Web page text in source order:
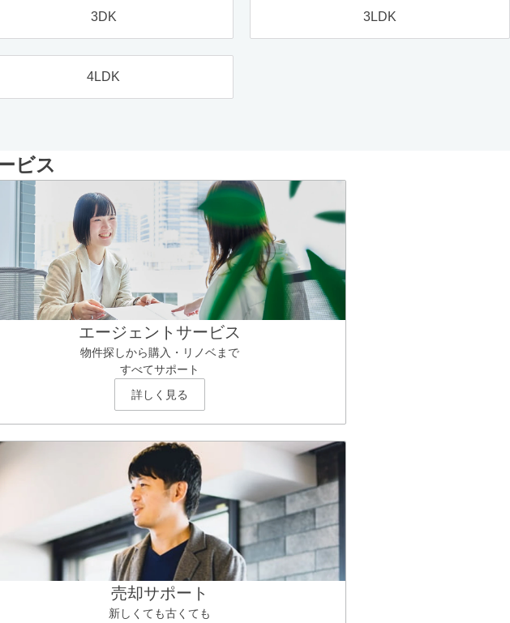
3DK 3LDK
4LDK
ビス
エージェントサービス
物件探しから購入・リノベまで
すべてサポート
詳しく見る
売却サポート
新しくても古くても